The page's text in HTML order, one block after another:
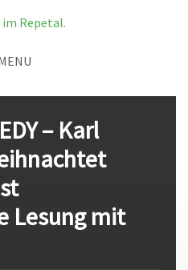
– Karl
Lesung mit